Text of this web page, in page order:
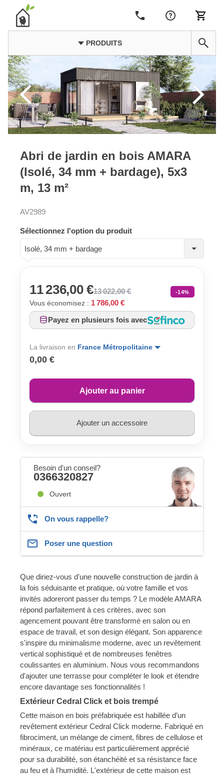
PRODUITS
Abri de jardin en bois AMARA
(Isolé, 34 mm + bardage), 5x3
m, 13 m²
AV2989
Sélectionnez l'option du produit
Isolé, 34 mm + bardage
11 236,00 €13 022,00 € -14%
Vous économisez : 1 786,00 €
Payez en plusieurs fois avec
La livraison en France Métropolitaine
0,00 €
Ajouter au panier
Ajouter un accessoire
Besoin d'un conseil?
0366320827
Ouvert
On vous rappelle?
Poser une question
Que diriez-vous d'une nouvelle construction de jardin à
la fois séduisante et pratique, où votre famille et vos
invités adoreront passer du temps ? Le modèle AMARA
répond parfaitement à ces critères, avec son
agencement pouvant être transformé en salon ou en
espace de travail, et son design élégant. Son apparence
s'inspire du minimalisme moderne, avec un revêtement
vertical sophistiqué et de nombreuses fenêtres
coulissantes en aluminium. Nous vous recommandons
d'ajouter une terrasse pour compléter le look et étendre
encore davantage ses fonctionnalités !
Extérieur Cedral Click et bois trempé
Cette maison en bois préfabriquée est habillée d’un
revêtement extérieur Cedral Click moderne. Fabriqué en
fibrociment, un mélange de ciment, fibres de cellulose et
minéraux, ce matériau est particulièrement apprécié
pour sa durabilité, son étanchéité et sa résistance face
au feu et à l'humidité. L'extérieur de cette maison est